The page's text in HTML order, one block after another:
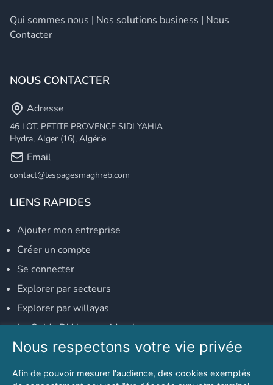
Qui sommes nous | Nos solutions business | Nous
Contacter
NOUS CONTACTER
Adresse
46 LOT. PETITE PROVENCE SIDI YAHIA
Hydra, Alger (16), Algérie
Email
contact@lespagesmaghreb.com
LIENS RAPIDES
Ajouter mon entreprise
Créer un compte
Se connecter
Explorer par secteurs
Explorer par willayas
Le Guide D'Alger, guide-alger.com
NOS RÉSEAUX SOCIAUX
Notre page Facebook
Nous respectons votre vie privée
Afin de pouvoir mesurer l'audience, des cookies exemptés